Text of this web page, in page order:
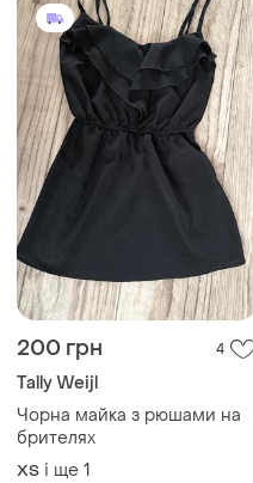
200 грн 4
Tally Weijl
Чорна майка з рюшами на
брителях
ХS і ще 1